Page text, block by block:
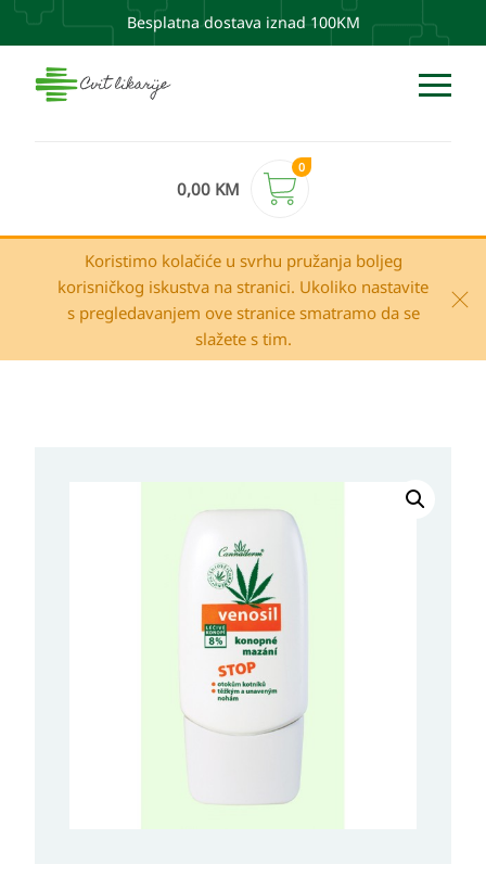
Besplatna dostava iznad 100KM
0,00 KM
0
Koristimo kolačiće u svrhu pružanja boljeg
korisničkog iskustva na stranici. Ukoliko nastavite
s pregledavanjem ove stranice smatramo da se
slažete s tim.